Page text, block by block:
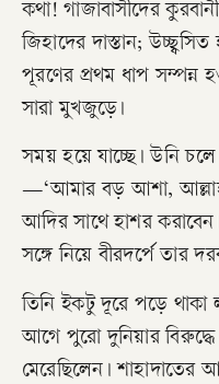
কথা! গাজাবাসীদের
জিহাদের দাস্তান;
পূরণের প্রথম ধাপ সম্পন্ন
সারা মুখজুড়ে।
সময় হয়ে যাচ্ছে। উনি
—‘আমার বড় আশা, আল্লাহ
আদির সাথে হাশর
সঙ্গে নিয়ে বীরদর্পে তার
তিনি ইকটু দূরে পড়ে থাকা
আগে পুরো দুনিয়ার বিরুদ্ধে
মেরেছিলেন।